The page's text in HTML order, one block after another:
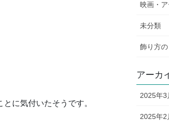
に気付いたそうです。
映画・ア
未分類
飾り方の
アーカ
2025年3
2025年2